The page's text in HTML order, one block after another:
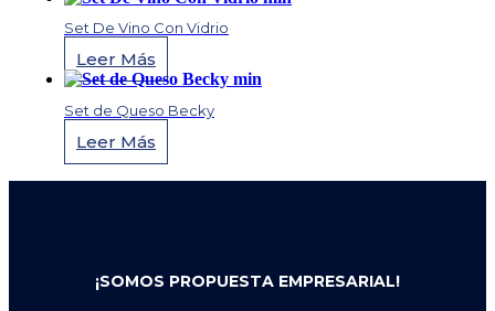
Set De Vino Con Vidrio
Leer Más
Set de Queso Becky
Leer Más
¡SOMOS PROPUESTA EMPRESARIAL!